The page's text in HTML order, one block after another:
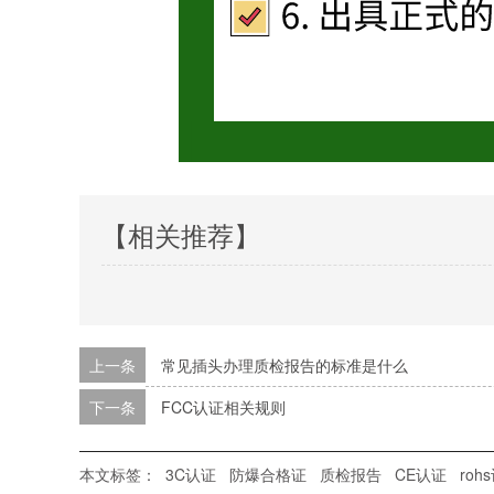
【相关推荐】
上一条
常见插头办理质检报告的标准是什么
下一条
FCC认证相关规则
本文标签： 3C认证 防爆合格证 质检报告 CE认证